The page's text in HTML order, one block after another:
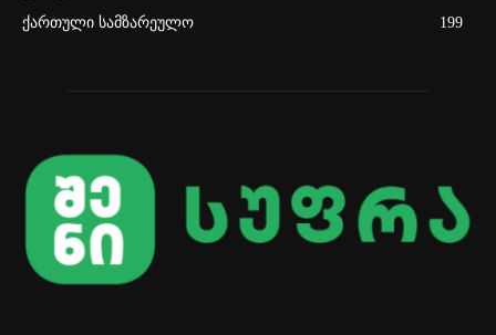
ქართული სამზარეულო
199